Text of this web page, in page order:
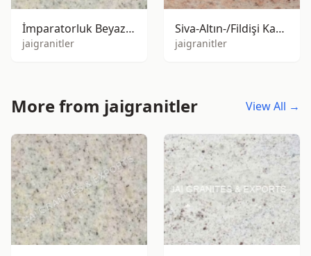
İmparatorluk Beyazı Granit
jaigranitler
Siva-Altın-/Fildişi Kahverengi Granit
jaigranitler
More from jaigranitler View All →